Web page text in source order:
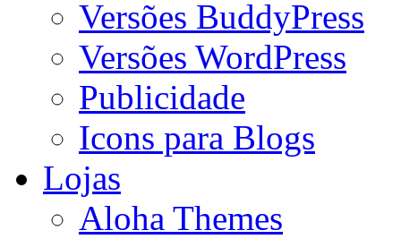
Versões BuddyPress
Versões WordPress
Publicidade
Icons para Blogs
Lojas
Aloha Themes